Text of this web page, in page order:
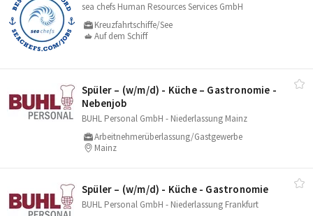
sea chefs Human Resources Services GmbH
Kreuzfahrtschiffe/See
Auf dem Schiff
Spüler – (w/​m/​d) - Küche – Gastronomie -
Nebenjob
BUHL Personal GmbH - Niederlassung Mainz
Arbeitnehmerüberlassung/Gastgewerbe
Mainz
Spüler – (w/​m/​d) - Küche - Gastronomie
BUHL Personal GmbH - Niederlassung Frankfurt